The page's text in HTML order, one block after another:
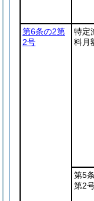
第6条の2第
2号
特定
料月
第5
第2